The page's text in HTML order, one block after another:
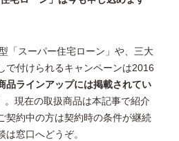
「スーパー住宅ローン」や、三大
で付けられるキャンペーンは2016
品ラインアップには掲載されてい
。現在の取扱商品は本記事で紹介
契約中の方は契約時の条件が継続
は窓口へどうぞ。